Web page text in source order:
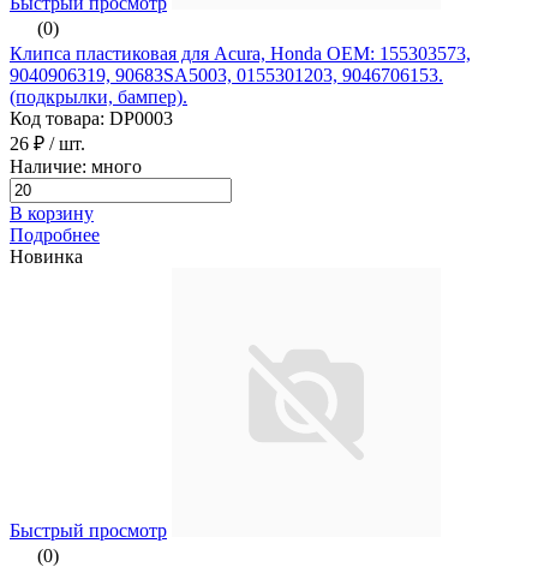
(0)
Клипса пластиковая для Acura, Honda ОЕМ: 155303573,
9040906319, 90683SA5003, 0155301203, 9046706153.
(подкрылки, бампер).
Код товара: DP0003
26 ₽ / шт.
Наличие: много
В корзину
Подробнее
Новинка
Быстрый просмотр
(0)